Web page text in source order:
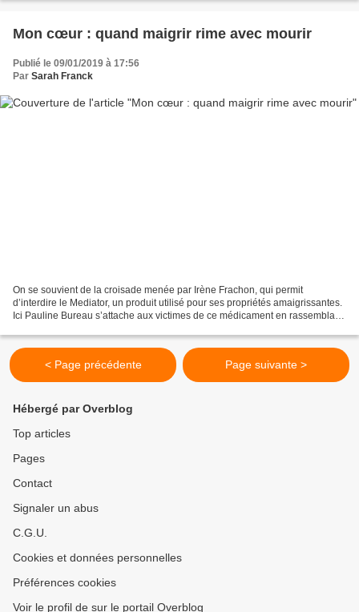
Mon cœur : quand maigrir rime avec mourir
Publié le 09/01/2019 à 17:56
Par Sarah Franck
On se souvient de la croisade menée par Irène Frachon, qui permit
d’interdire le Mediator, un produit utilisé pour ses propriétés amaigrissantes.
Ici Pauline Bureau s’attache aux victimes de ce médicament en rassemblant
< Page précédente Page suivante >
Hébergé par Overblog
Top articles
Pages
Contact
Signaler un abus
C.G.U.
Cookies et données personnelles
Préférences cookies
Voir le profil de sur le portail Overblog